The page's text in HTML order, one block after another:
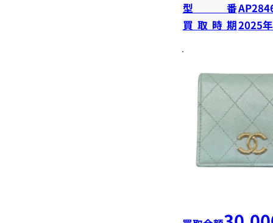
型番
買取時期2025